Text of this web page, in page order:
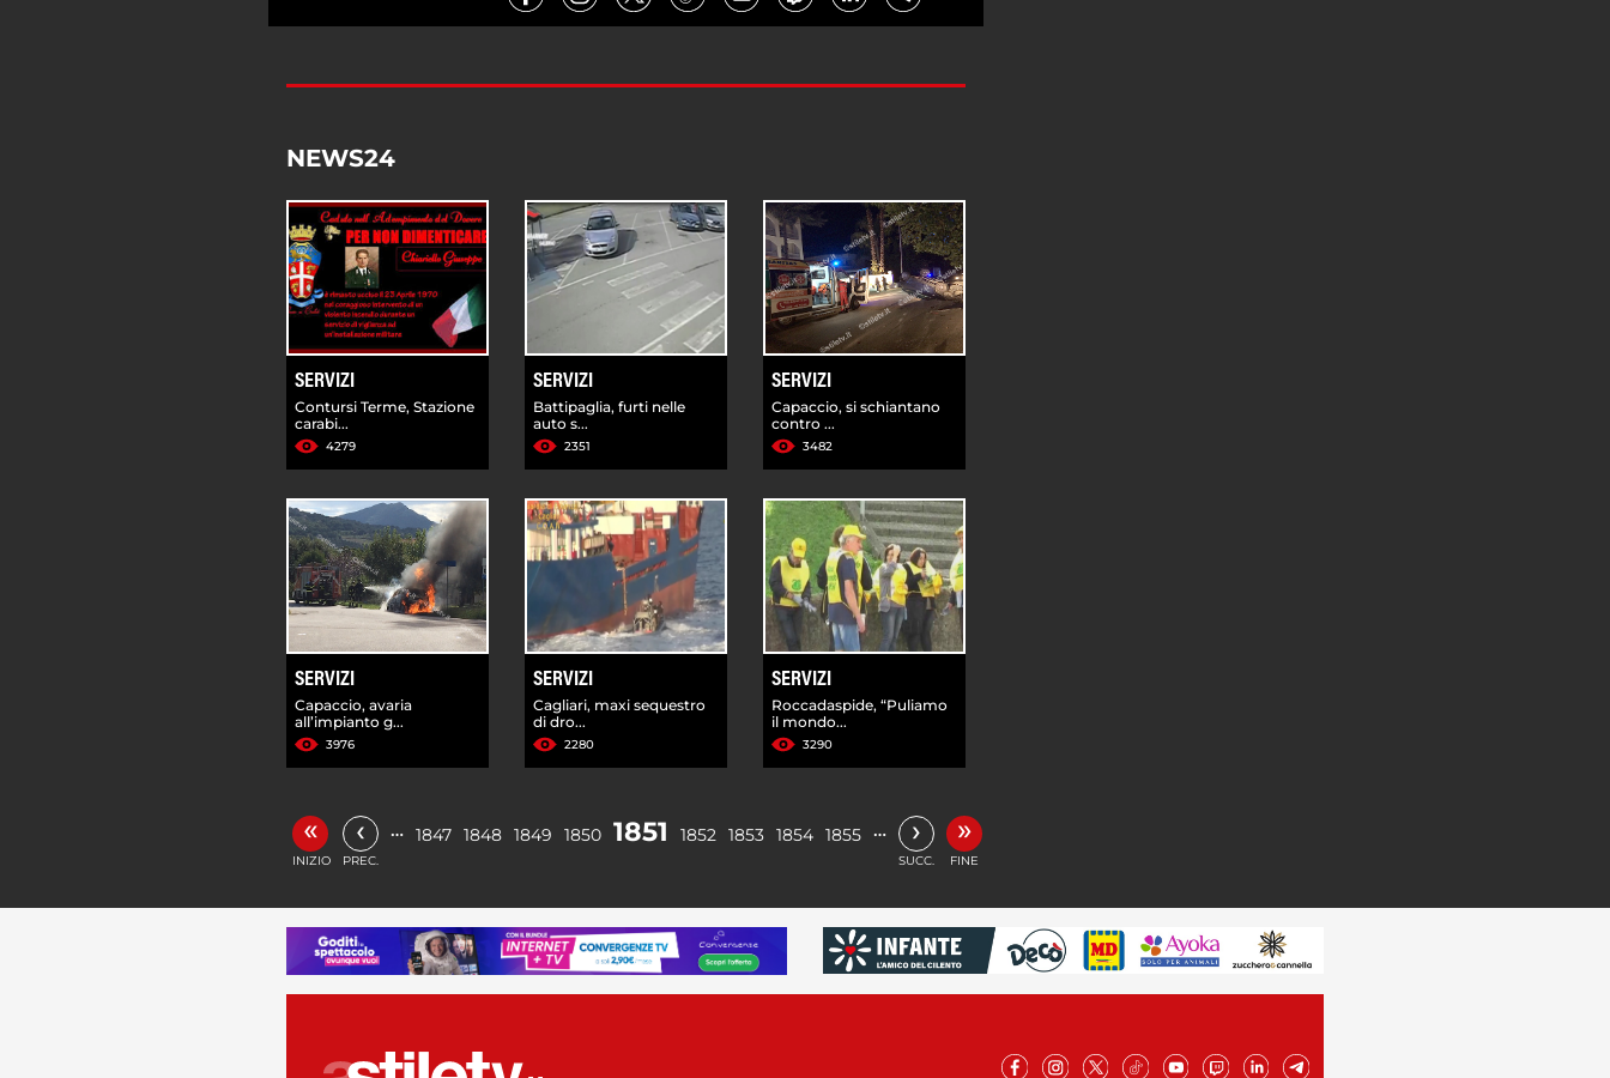
NEWS24
SERVIZI
Contursi Terme, Stazione
carabi...
4279
SERVIZI
Battipaglia, furti nelle
auto s...
2351
SERVIZI
Capaccio, si schiantano
contro ...
3482
SERVIZI
Capaccio, avaria
all’impianto g...
3976
SERVIZI
Cagliari, maxi sequestro
di dro...
2280
SERVIZI
Roccadaspide, “Puliamo
il mondo...
3290
«
INIZIO
‹
PREC.
… 1847 1848 1849 1850 1851 1852 1853 1854 1855 … ›
SUCC.
»
FINE